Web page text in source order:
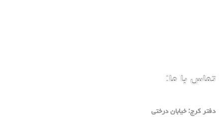
تماس با ما:
دفتر كرج: خيابان درختي